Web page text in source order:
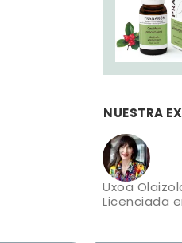
NUESTRA
Uxoa
Licenciada